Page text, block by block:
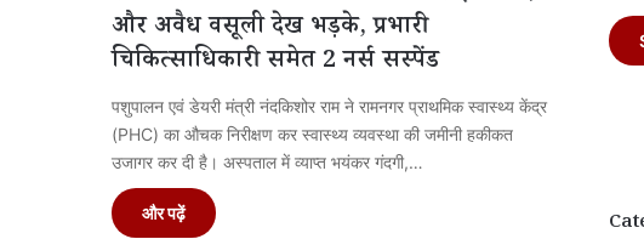
और अवैध वसूली देख भड़के, प्रभारी
चिकित्साधिकारी समेत 2 नर्स सस्पेंड
पशुपालन एवं डेयरी मंत्री नंदकिशोर राम ने रामनगर प्राथमिक स्वास्थ्य केंद्र
(PHC) का औचक निरीक्षण कर स्वास्थ्य व्यवस्था की जमीनी हकीकत
उजागर कर दी है। अस्पताल में व्याप्त भयंकर गंदगी,…
और पढ़ें